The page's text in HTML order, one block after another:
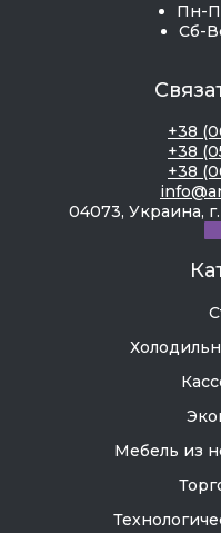
Пн-
Сб-
+38
+38
+38
04073, Украина,
Мебель из